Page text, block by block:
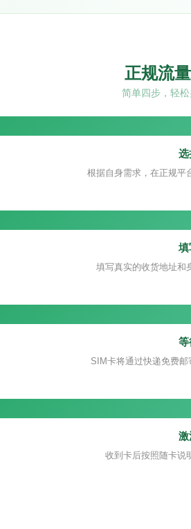
正规流
简单四步，轻
选
根据自身需求，在正规平
填
填写真实的收货地址和
等
SIM卡将通过快递免费
激
收到卡后按照随卡说